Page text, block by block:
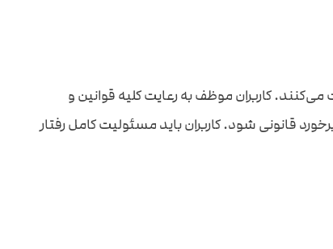
کاربران موظف به رعایت کلیه قوانین و
قانونی شود. کاربران باید مسئولیت کامل رفتار